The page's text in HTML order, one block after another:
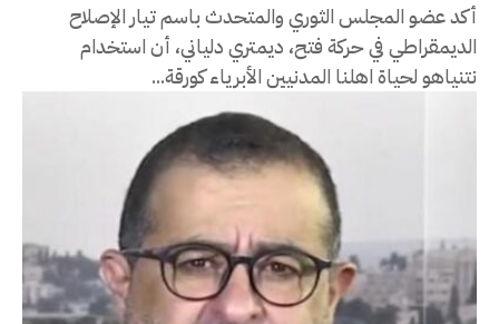
أكد عضو المجلس الثوري والمتحدث باسم تيار الإصلاح
الديمقراطي في حركة فتح، ديمتري دلياني، أن استخدام
نتنياهو لحياة اهلنا المدنيين الأبرياء كورقة...